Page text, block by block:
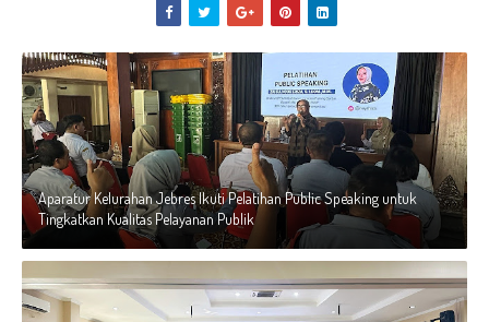
Aparatur Kelurahan Jebres Ikuti Pelatihan Public Speaking untuk
Tingkatkan Kualitas Pelayanan Publik